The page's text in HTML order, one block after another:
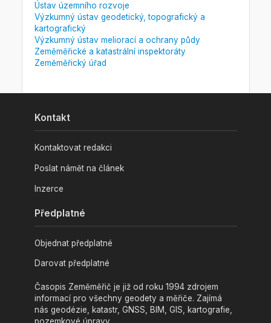
Ústav územního rozvoje
Výzkumný ústav geodetický, topografický a
kartografický
Výzkumný ústav meliorací a ochrany půdy
Zeměměřické a katastrální inspektoráty
Zeměměřický úřad
Kontakt
Kontaktovat redakci
Poslat námět na článek
Inzerce
Předplatné
Objednat předplatné
Darovat předplatné
Časopis Zeměměřič je již od roku 1994 zdrojem
informací pro všechny geodety a měřiče. Zajímá
nás geodézie, katastr, GNSS, BIM, GIS, kartografie,
pozemkové úpravy.